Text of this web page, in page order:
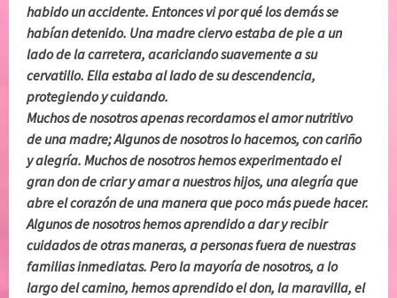
habido un accidente. Entonces vi por qué los demás se
habían detenido. Una madre ciervo estaba de pie a un
lado de la carretera, acariciando suavemente a su
cervatillo. Ella estaba al lado de su descendencia,
protegiendo y cuidando.
Muchos de nosotros apenas recordamos el amor nutritivo
de una madre; Algunos de nosotros lo hacemos, con cariño
y alegría. Muchos de nosotros hemos experimentado el
gran don de criar y amar a nuestros hijos, una alegría que
abre el corazón de una manera que poco más puede hacer.
Algunos de nosotros hemos aprendido a dar y recibir
cuidados de otras maneras, a personas fuera de nuestras
familias inmediatas. Pero la mayoría de nosotros, a lo
largo del camino, hemos aprendido el don, la maravilla, el